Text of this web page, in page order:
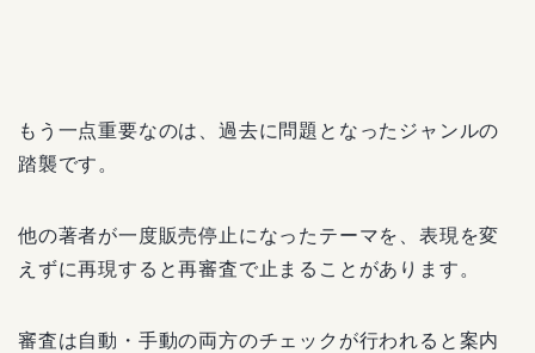
もう一点重要なのは、過去に問題となったジャンルの
踏襲です。
他の著者が一度販売停止になったテーマを、表現を変
えずに再現すると再審査で止まることがあります。
審査は自動・手動の両方のチェックが行われると案内